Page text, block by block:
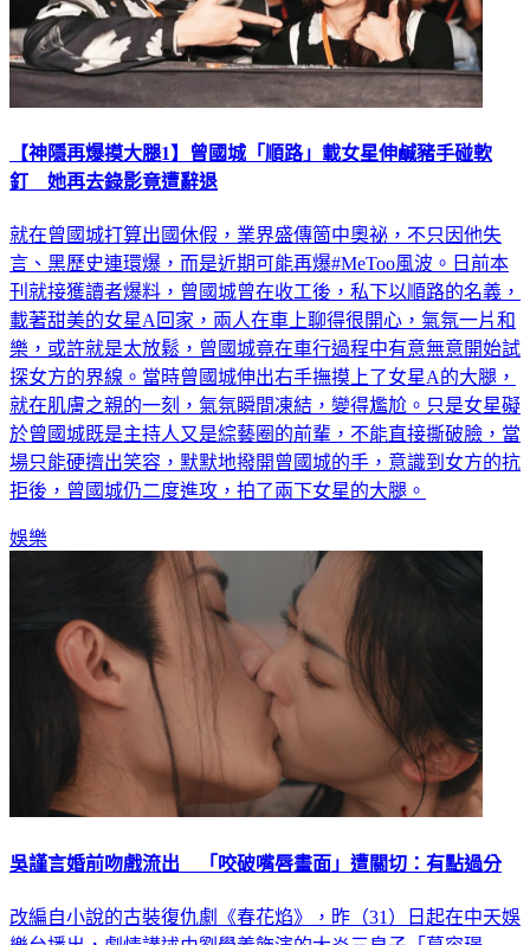
釘 她再去錄影竟遭辭退
言、黑歷史連環爆，而是近期可能再爆#MeToo風波。日前本
刊就接獲讀者爆料，曾國城曾在收工後，私下以順路的名義，
載著甜美的女星A回家，兩人在車上聊得很開心，氣氛一片和
樂，或許就是太放鬆，曾國城竟在車行過程中有意無意開始試
探女方的界線。當時曾國城伸出右手撫摸上了女星A的大腿，
就在肌膚之親的一刻，氣氛瞬間凍結，變得尷尬。只是女星礙
於曾國城既是主持人又是綜藝圈的前輩，不能直接撕破臉，當
場只能硬擠出笑容，默默地撥開曾國城的手，意識到女方的抗
拒後，曾國城仍二度進攻，拍了兩下女星的大腿。
樂台播出，劇情講述由劉學義飾演的大炎三皇子「慕容璟